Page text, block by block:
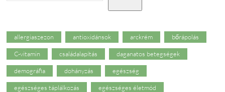
allergiaszezon antioxidánsok arckrém bőrápolás
C-vitamin családalapítás daganatos betegségek
demográfia dohányzás egészség
egészséges táplálkozás egészséges életmód